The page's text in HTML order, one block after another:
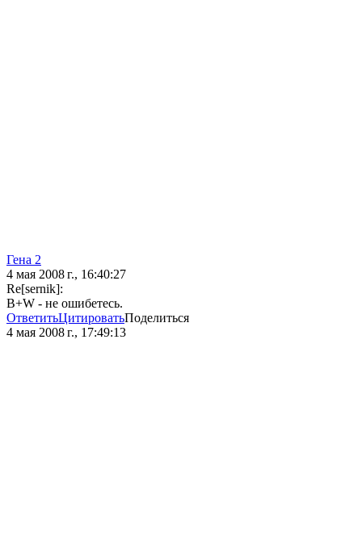
Гена 2
4 мая 2008 г., 16:40:27
Re[sernik]:
B+W - не ошибетесь.
ОтветитьЦитироватьПоделиться
4 мая 2008 г., 17:49:13